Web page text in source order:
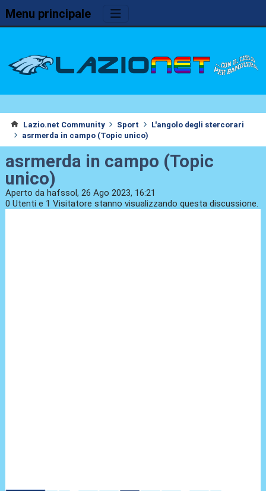
Menu principale
Lazio.net Community Sport
L'angolo degli stercorari
asrmerda in campo (Topic unico)
asrmerda in campo (Topic
unico)
Aperto da hafssol, 26 Ago 2023, 16:21
0 Utenti e 1 Visitatore stanno visualizzando questa discussione.